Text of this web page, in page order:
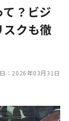
？ビジ
クも徹
：2026年03月31日